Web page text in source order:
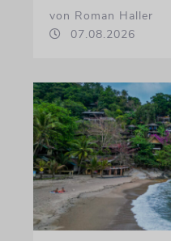
von Roman Haller
07.08.2026